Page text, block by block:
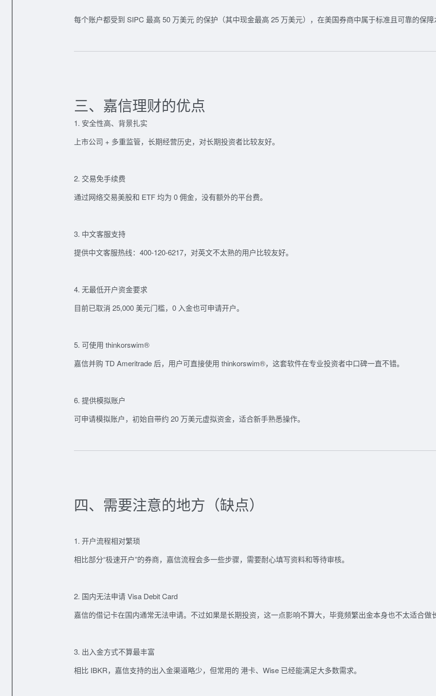
每个账户都受到 SIPC 最高 50 万美元 的保护（其中现金最高 25 万美元），在美国券商中属于标准且可靠的保
三、嘉信理财的优点
1. 安全性高、背景扎实
上市公司 + 多重监管，长期经营历史，对长期投资者比较友好。
2. 交易免手续费
通过网络交易美股和 ETF 均为 0 佣金，没有额外的平台费。
3. 中文客服支持
提供中文客服热线： 400-120-6217，对英文不太熟的用户比较友好。
4. 无最低开户资金要求
目前已取消 25,000 美元门槛，0 入金也可申请开户。
5. 可使用 thinkorswim®
嘉信并购 TD Ameritrade 后，用户可直接使用 thinkorswim®，这套软件在专业投资者中口碑一直不错。
6. 提供模拟账户
可申请模拟账户，初始自带约 20 万美元虚拟资金，适合新手熟悉操作。
四、需要注意的地方（缺点）
1. 开户流程相对繁琐
相比部分“极速开户”的券商，嘉信流程会多一些步骤，需要耐心填写资料和等待审核。
2. 国内无法申请 Visa Debit Card
嘉信的借记卡在国内通常无法申请。不过如果是长期投资，这一点影响不算大，毕竟频繁出金本身也不太适合做
3. 出入金方式不算最丰富
相比 IBKR，嘉信支持的出入金渠道略少，但常用的 港卡、Wise 已经能满足大多数需求。